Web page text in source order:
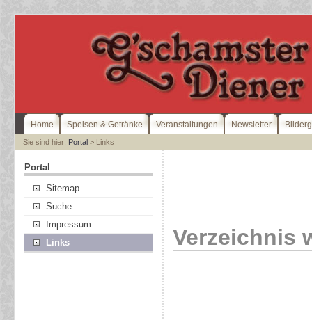
Home Speisen & Getränke Veranstaltungen Newsletter
Sie sind hier: Portal > Links
Portal
Sitemap
Suche
Impressum
Links
Verzeichnis